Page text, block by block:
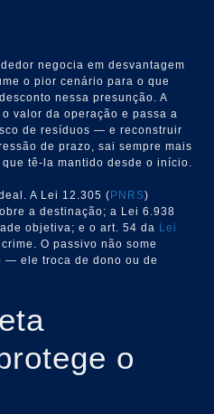
negocia em desvantagem
o pior cenário para o que
nessa presunção. A
valor da operação e passa a
de resíduos — e reconstruir
de prazo, sai sempre mais
tê-la mantido desde o início.
A Lei 12.305 (PNRS)
a destinação; a Lei 6.938
objetiva; e o art. 54 da Lei
O passivo não some
— ele troca de dono ou de
o